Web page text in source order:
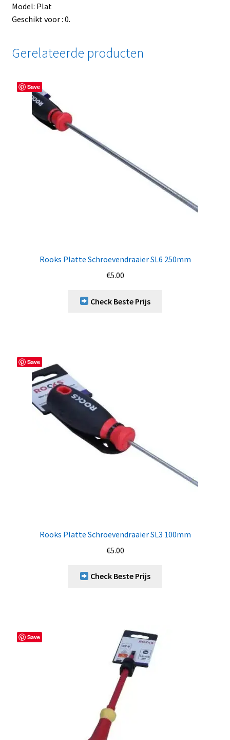
Model: Plat
Geschikt voor : 0.
Gerelateerde producten
Save
Rooks Platte Schroevendraaier SL6 250mm
€5.00
Check Beste Prijs
Save
Rooks Platte Schroevendraaier SL3 100mm
€5.00
Check Beste Prijs
Save